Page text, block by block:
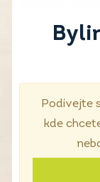
Podívejte
kde